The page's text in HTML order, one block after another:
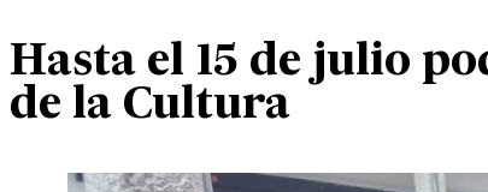
Hasta el 15 de julio
de la Cultura